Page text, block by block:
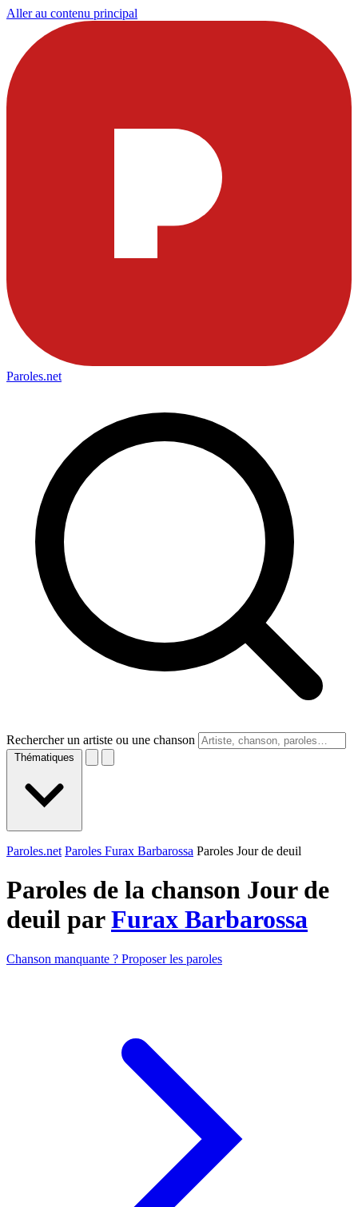
Aller au contenu principal
Paroles.net
Rechercher un artiste ou une chanson
Thématiques
Paroles.net Paroles Furax Barbarossa Paroles Jour de deuil
Paroles de la chanson Jour de
deuil parFurax Barbarossa
Chanson manquante ? Proposer les paroles